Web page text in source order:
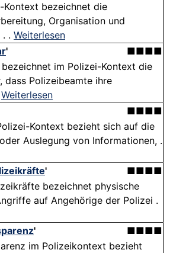
Kontext bezeichnet die
Organisation und
. Weiterlesen
'
■■■■
im Polizei-Kontext die
dass Polizeibeamte ihre
Weiterlesen
■■■■
Kontext bezieht sich auf die
Auslegung von Informationen, .
'
■■■■
bezeichnet physische
auf Angehörige der Polizei .
'
■■■■
im Polizeikontext bezieht